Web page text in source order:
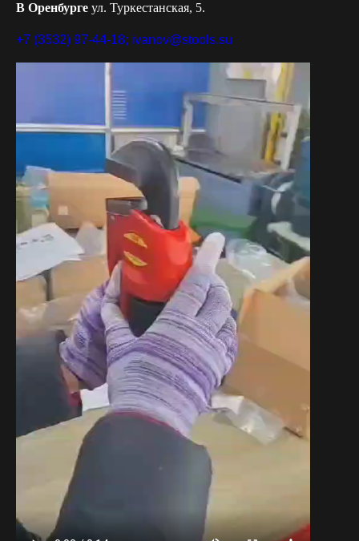
В Оренбурге ул. Туркестанская, 5.
+7 (3532) 97-44-18; ivanov@stools.su